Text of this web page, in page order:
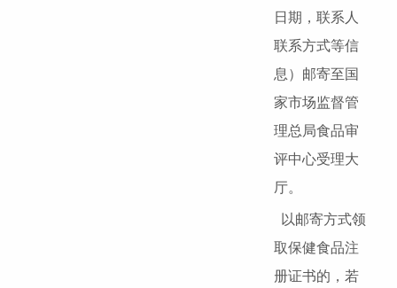
日期，联系人
联系方式等信
息）邮寄至国
家市场监督管
理总局食品审
评中心受理大
厅。
以邮寄方式领
取保健食品注
册证书的，若